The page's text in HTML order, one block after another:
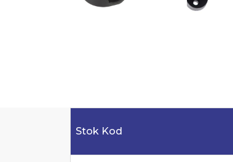
Stok Kod